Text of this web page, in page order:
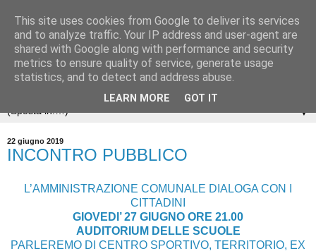
▼
22 giugno 2019
INCONTRO PUBBLICO
L’AMMINISTRAZIONE COMUNALE DIALOGA CON I
CITTADINI
GIOVEDI’ 27 GIUGNO ORE 21.00
AUDITORIUM DELLE SCUOLE
PARLEREMO DI CENTRO SPORTIVO, TERRITORIO, EX
This site uses cookies from Google to deliver its services
and to analyze traffic. Your IP address and user-agent are
shared with Google along with performance and security
metrics to ensure quality of service, generate usage
statistics, and to detect and address abuse.
LEARN MORE GOT IT